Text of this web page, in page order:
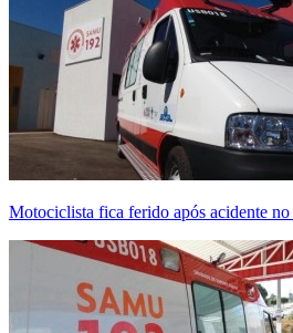
Motociclista fica ferido após acidente no